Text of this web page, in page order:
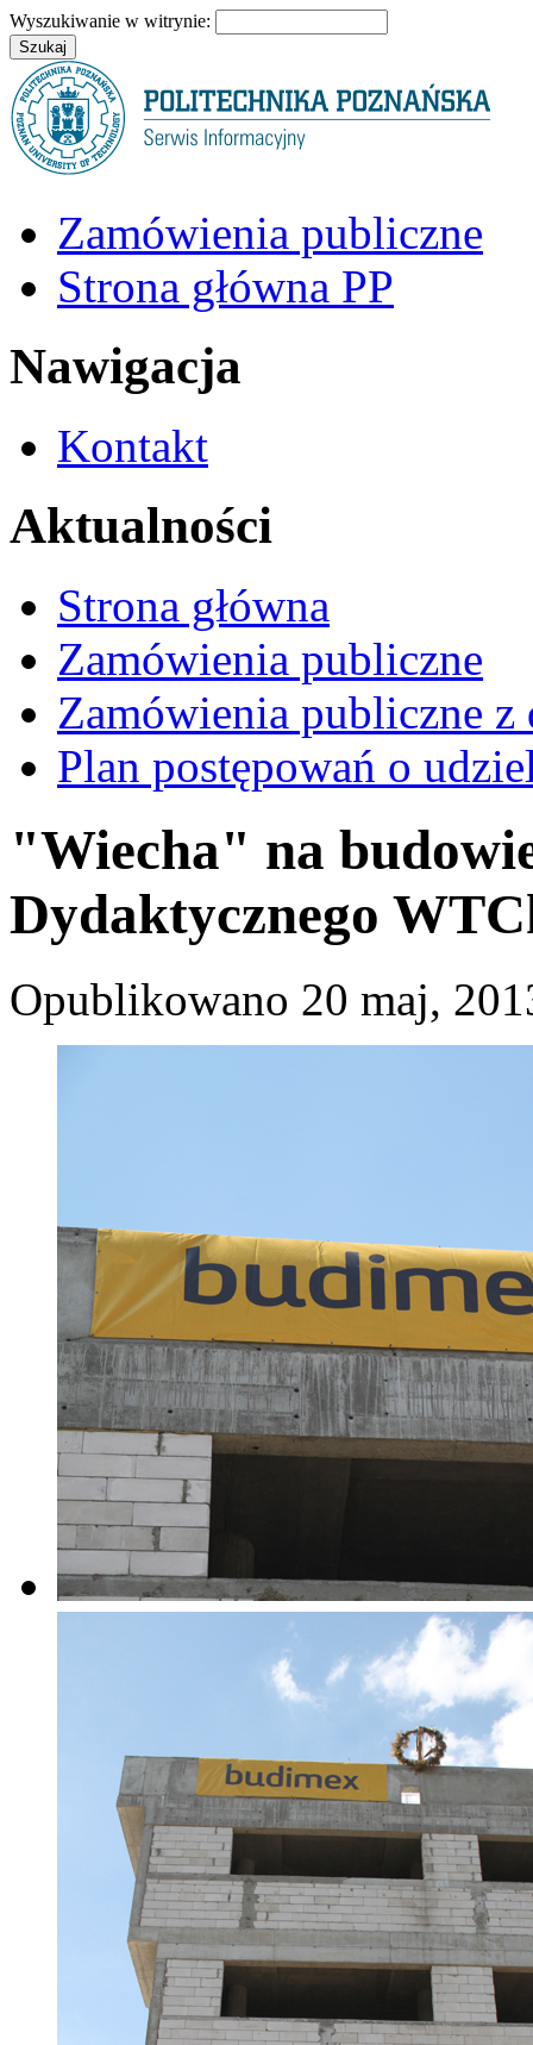
Wyszukiwanie w witrynie:
Zamówienia publiczne
Strona główna PP
Nawigacja
Kontakt
Aktualności
Strona główna
Zamówienia publiczne
Zamówienia publiczne
Plan postępowań o
"Wiecha" na
Dydaktycznego
Opublikowano 20 maj,